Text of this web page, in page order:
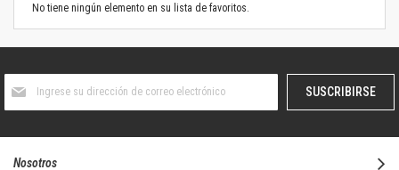
No tiene ningún elemento en su lista de favoritos.
boletín
SUSCRIBIRSE
Nosotros